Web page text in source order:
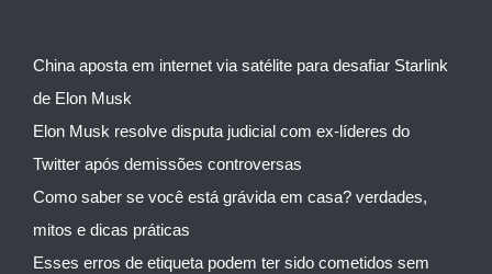
China aposta em internet via satélite para desafiar Starlink
de Elon Musk
Elon Musk resolve disputa judicial com ex-líderes do
Twitter após demissões controversas
Como saber se você está grávida em casa? verdades,
mitos e dicas práticas
Esses erros de etiqueta podem ter sido cometidos sem